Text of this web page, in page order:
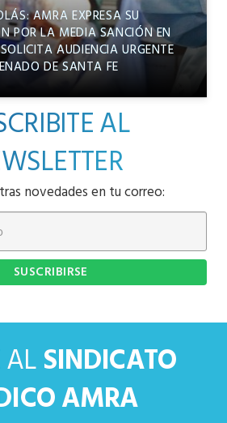
AMRA EXPRESA SU
POR LA MEDIA SANCIÓN EN
AUDIENCIA URGENTE
DE SANTA FE
AL
novedades en tu correo:
ALSINDICATO
AMRA